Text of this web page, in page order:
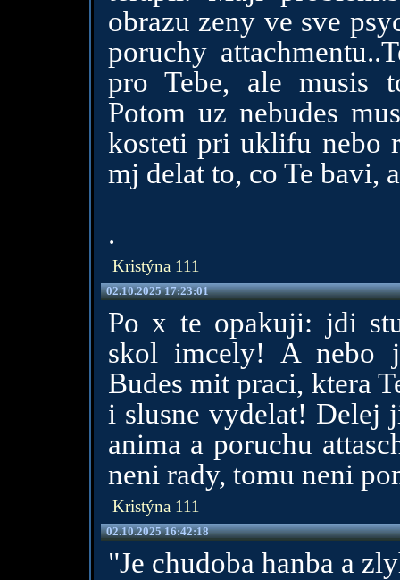
obrazu zeny ve sve
poruchy
pro Tebe, ale musis
Potom uz nebudes
kosteti pri uklifu nebo
mj delat to, co Te bavi,
.
Kristýna 111
02.10.2025 17:23:01
Po x te opakuji: jdi
skol imcely! A nebo
Budes mit praci, ktera
i slusne vydelat! Delej
anima a poruchu
neni rady, tomu neni
Kristýna 111
02.10.2025 16:42:18
"Je chudoba hanba a